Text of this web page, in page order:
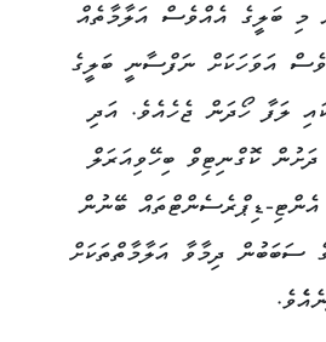
މި ބަލީގެ އެއްވެސް އަލާމާތެއް
އަވަހަކަށް ނަފްސާނީ ބަލީގެ
ލަފާ ހޯދަން ޖެހެއެވެ. އަދި
ކޮގްނިޓިވް ބިހޭވިއަރަލް
އެންޓި-ޑިޕްރެސެންޓްތައް ބޭނުން
ސަބަބުން ދިމާވާ އަލާމާތްތަކަށް